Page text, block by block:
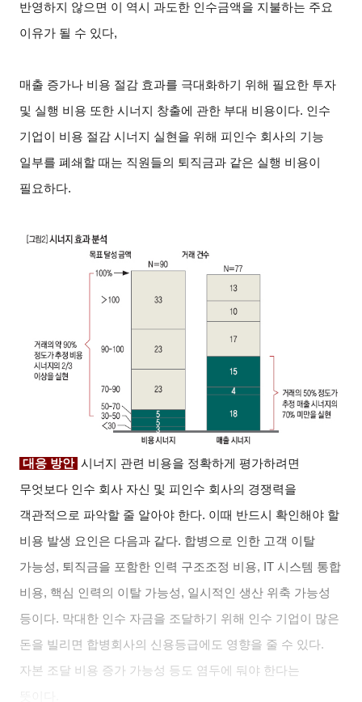
반영하지 않으면 이 역시 과도한 인수금액을 지불하는 주요
이유가 될 수 있다,
매출 증가나 비용 절감 효과를 극대화하기 위해 필요한 투자
및 실행 비용 또한 시너지 창출에 관한 부대 비용이다. 인수
기업이 비용 절감 시너지 실현을 위해 피인수 회사의 기능
일부를 폐쇄할 때는 직원들의 퇴직금과 같은 실행 비용이
필요하다.
대응 방안 시너지 관련 비용을 정확하게 평가하려면
무엇보다 인수 회사 자신 및 피인수 회사의 경쟁력을
객관적으로 파악할 줄 알아야 한다. 이때 반드시 확인해야 할
비용 발생 요인은 다음과 같다. 합병으로 인한 고객 이탈
가능성, 퇴직금을 포함한 인력 구조조정 비용, IT 시스템 통합
비용, 핵심 인력의 이탈 가능성, 일시적인 생산 위축 가능성
등이다. 막대한 인수 자금을 조달하기 위해 인수 기업이 많은
돈을 빌리면 합병회사의 신용등급에도 영향을 줄 수 있다.
자본 조달 비용 증가 가능성 등도 염두에 둬야 한다는